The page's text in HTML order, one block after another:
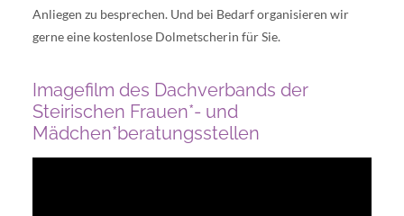
Anliegen zu besprechen. Und bei Bedarf organisieren wir
gerne eine kostenlose Dolmetscherin für Sie.
Imagefilm des Dachverbands der
Steirischen Frauen*- und
Mädchen*beratungsstellen